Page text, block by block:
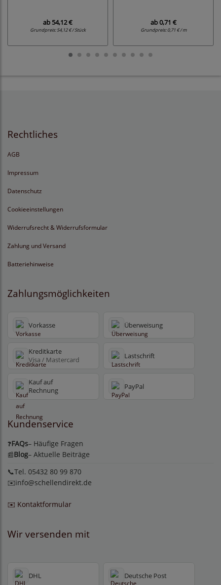
ab 54,12 €
Grundpreis:54,12 € / Stück
ab0,71 €
Grundpreis:0,71 € / m
Rechtliches
AGB
Impressum
Datenschutz
Cookieeinstellungen
Widerrufsrecht & Widerrufsformular
Zahlung und Versand
Batteriehinweise
Zahlungsmöglichkeiten
Vorkasse Überweisung
Kreditkarte
Visa / Mastercard Lastschrift
Kauf auf
Rechnung
PayPal
Kundenservice
❓FAQs– Häufige Fragen
📰Blog– Aktuelle Beiträge
📞Tel. 05432 80 99 870
✉️info@schellendirekt.de
✉️ Kontaktformular
Wir versenden mit
DHL Deutsche Post